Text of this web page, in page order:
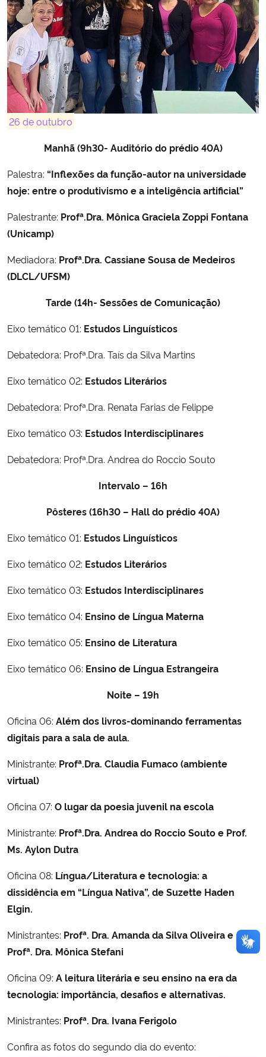
26 de outubro
Manhã (9h30- Auditório do prédio 40A)
Palestra: “Inflexões da função-autor na universidade
hoje: entre o produtivismo e a inteligência artificial”
Palestrante: Profª.Dra. Mônica Graciela Zoppi Fontana
(Unicamp)
Mediadora: Profª.Dra. Cassiane Sousa de Medeiros
(DLCL/UFSM)
Tarde (14h- Sessões de Comunicação)
Eixo temático 01: Estudos Linguísticos
Debatedora: Profª.Dra. Taís da Silva Martins
Eixo temático 02: Estudos Literários
Debatedora: Profª.Dra. Renata Farias de Felippe
Eixo temático 03: Estudos Interdisciplinares
Debatedora: Profª.Dra. Andrea do Roccio Souto
Intervalo – 16h
Pôsteres (16h30 – Hall do prédio 40A)
Eixo temático 01: Estudos Linguísticos
Eixo temático 02: Estudos Literários
Eixo temático 03: Estudos Interdisciplinares
Eixo temático 04: Ensino de Língua Materna
Eixo temático 05: Ensino de Literatura
Eixo temático 06: Ensino de Língua Estrangeira
Noite – 19h
Oficina 06: Além dos livros-dominando ferramentas
digitais para a sala de aula.
Ministrante: Profª.Dra. Claudia Fumaco (ambiente
virtual)
Oficina 07: O lugar da poesia juvenil na escola
Ministrante: Profª.Dra. Andrea do Roccio Souto e Prof.
Ms. Aylon Dutra
Oficina 08: Língua/Literatura e tecnologia: a
dissidência em “Língua Nativa”, de Suzette Haden
Elgin.
Ministrantes: Profª. Dra. Amanda da Silva Oliveira e
Profª. Dra. Mônica Stefani
Oficina 09: A leitura literária e seu ensino na era da
tecnologia: importância, desafios e alternativas.
Ministrantes: Profª. Dra. Ivana Ferigolo
Confira as fotos do segundo dia do evento: